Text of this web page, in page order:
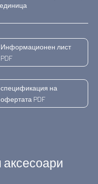
единица
Информационен лист
PDF
спецификация на
офертата PDF